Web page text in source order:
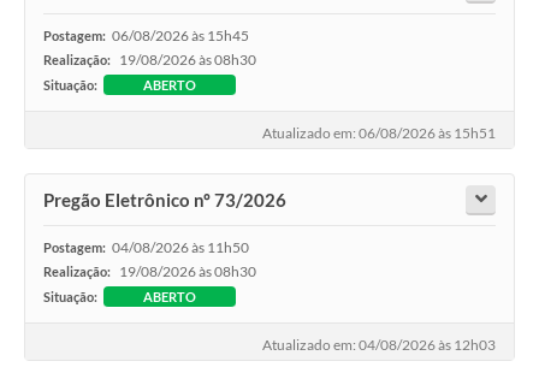
Postagem: 06/08/2026 às 15h45
Realização: 19/08/2026 às 08h30
Situação: ABERTO
Atualizado em: 06/08/2026 às 15h51
Pregão Eletrônico nº 73/2026
Postagem: 04/08/2026 às 11h50
Realização: 19/08/2026 às 08h30
Situação: ABERTO
Atualizado em: 04/08/2026 às 12h03